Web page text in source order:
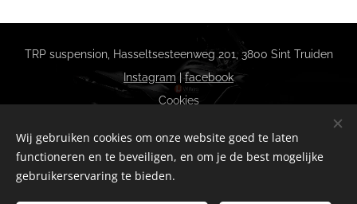
TRP suspension, Hasseltsesteenweg 201, 3800 Sint Truiden
Instagram |facebook
Cookies
Nederlands
Français
Wij gebruiken cookies om onze website goed te laten
functioneren en te beveiligen, en om je de best mogelijke
gebruikerservaring te bieden.